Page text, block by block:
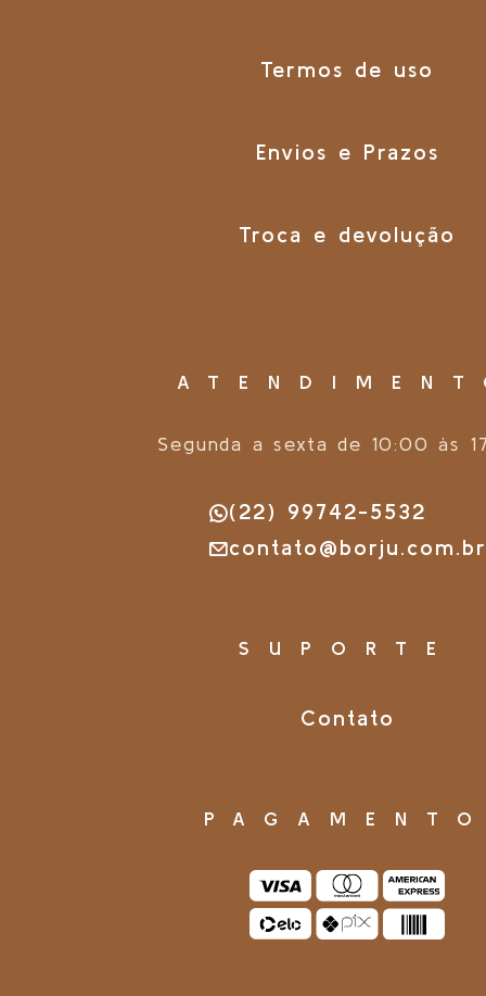
Termos de uso
Envios e Prazos
Troca e devolução
Segunda a sexta de 10:00 às
(22) 99742-5532
contato@borju.com.br
SUPORTE
Contato